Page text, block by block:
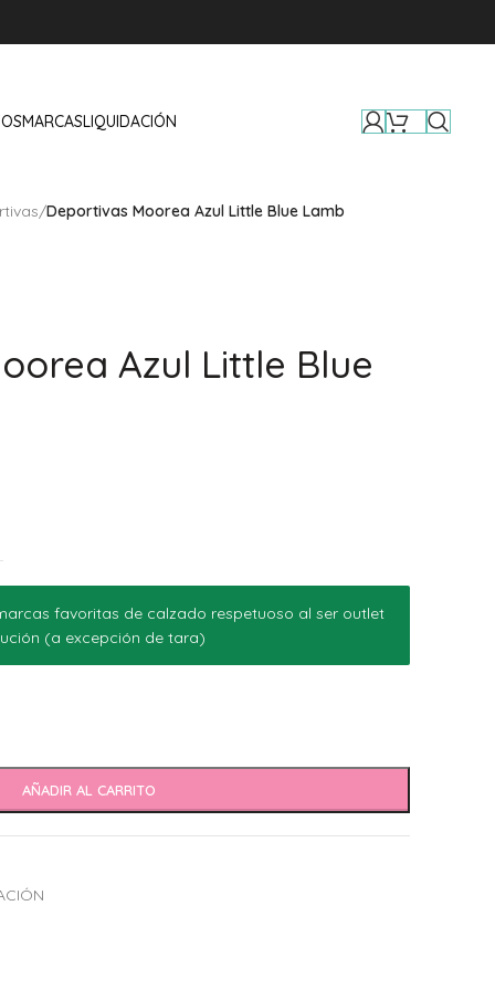
MARCASLIQUIDACIÓN
/Deportivas Moorea Azul Little Blue Lamb
Azul Little Blue
favoritas de calzado respetuoso al ser outlet
(a excepción de tara)
AÑADIR AL CARRITO